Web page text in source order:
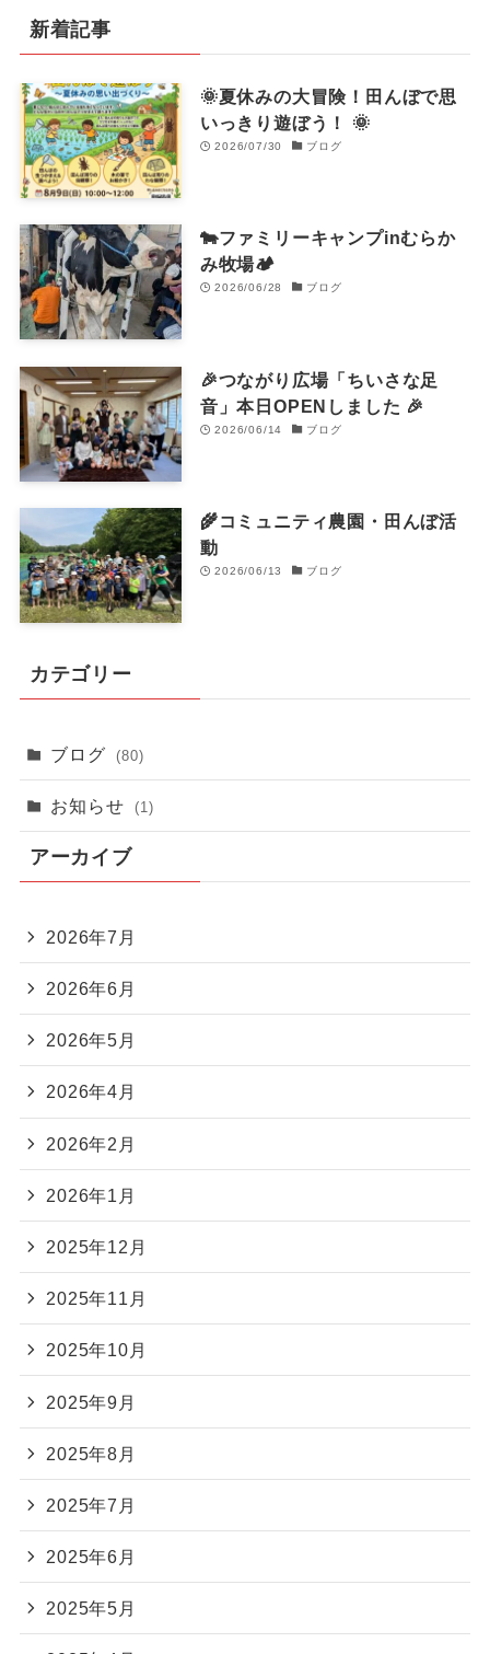
新着記事
🌞夏休みの大冒険！田んぼで思
いっきり遊ぼう！ 🌞
2026/07/30 ブログ
🐄ファミリーキャンプinむらか
み牧場🏕️
2026/06/28 ブログ
🎉つながり広場「ちいさな足
音」本日OPENしました 🎉
2026/06/14 ブログ
🌾コミュニティ農園・田んぼ活
動
2026/06/13 ブログ
カテゴリー
ブログ (80)
お知らせ (1)
アーカイブ
2026年7月
2026年6月
2026年5月
2026年4月
2026年2月
2026年1月
2025年12月
2025年11月
2025年10月
2025年9月
2025年8月
2025年7月
2025年6月
2025年5月